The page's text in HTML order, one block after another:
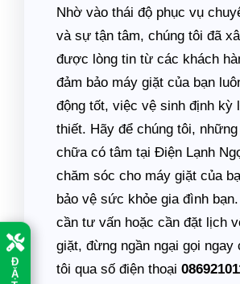
Đ
Ặ
Nhờ vào thái độ phục vụ
và sự tận tâm, chúng tôi đã
được lòng tin từ các khách
đảm bảo máy giặt của bạn
động tốt, việc vệ sinh định kỳ
thiết. Hãy để chúng tôi,
chữa có tâm tại Điện Lạnh
chăm sóc cho máy giặt của
bảo vệ sức khỏe gia đình
cần tư vấn hoặc cần đặt lịch
giặt, đừng ngần ngại gọi ngay
tôi qua số điện thoại